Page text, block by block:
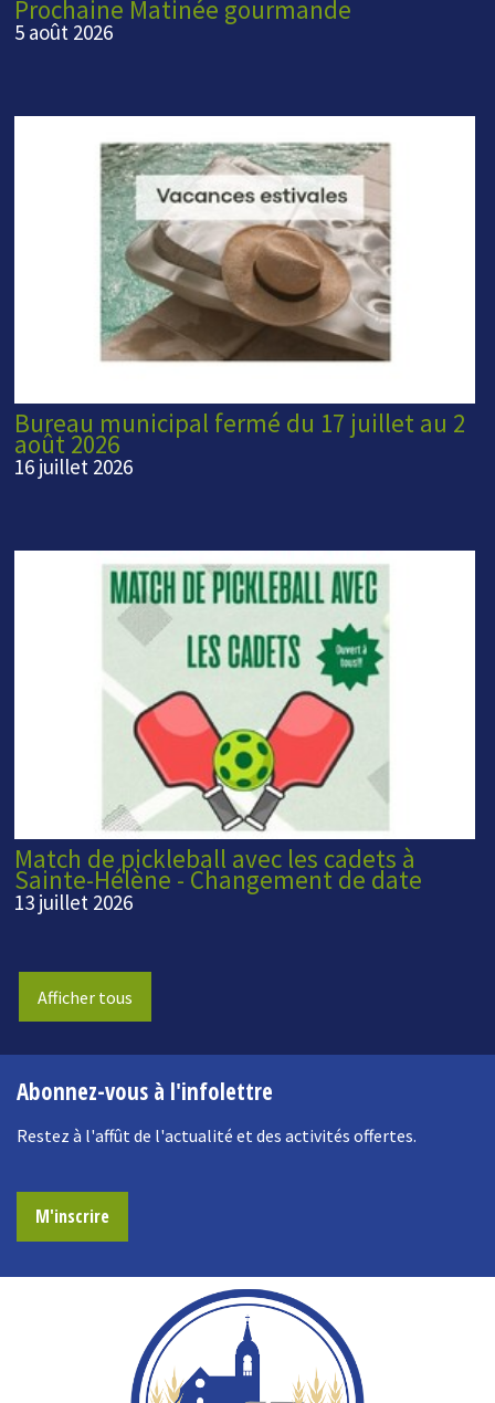
Prochaine Matinée gourmande
5 août 2026
Bureau municipal fermé du 17 juillet au 2
août 2026
16 juillet 2026
Match de pickleball avec les cadets à
Sainte-Hélène - Changement de date
13 juillet 2026
Afficher tous
Abonnez-vous à l'infolettre
Restez à l'affût de l'actualité et des activités offertes.
M'inscrire